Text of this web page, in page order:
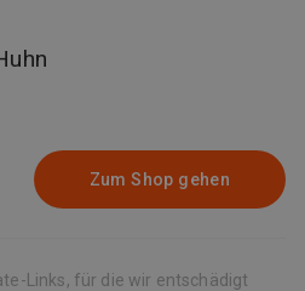
Zum Shop gehen
Links, für die wir entschädigt